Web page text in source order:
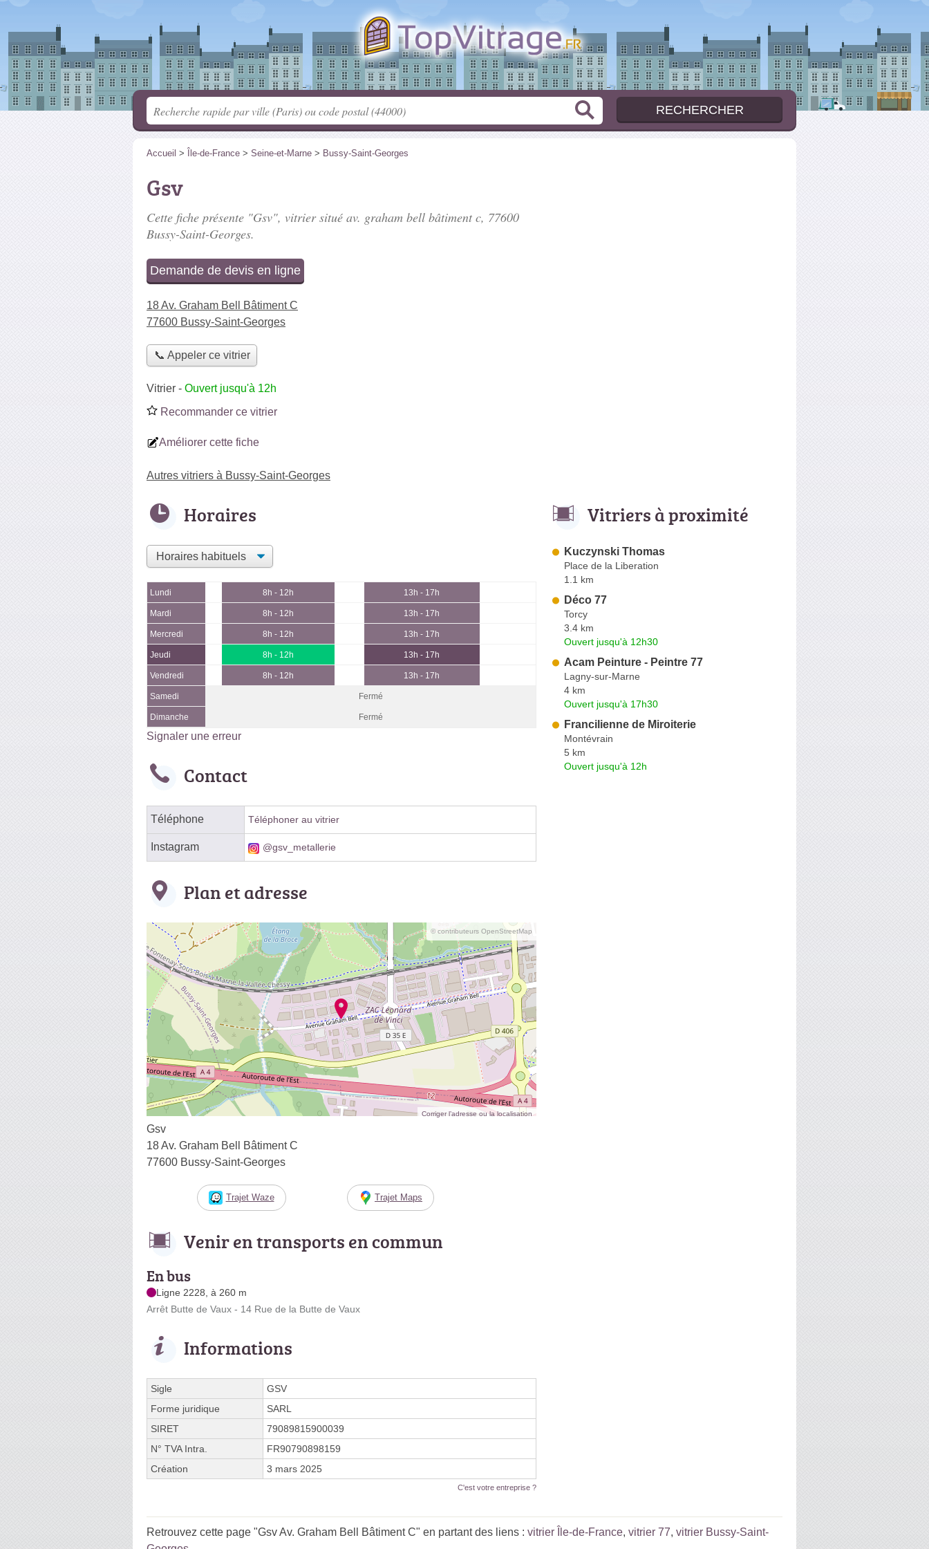
Accueil > Île-de-France > Seine-et-Marne > Bussy-Saint-Georges
Gsv
Cette fiche présente "Gsv", vitrier situé av. graham bell bâtiment c, 77600
Bussy-Saint-Georges.
Demande de devis en ligne
18 Av. Graham Bell Bâtiment C
77600 Bussy-Saint-Georges
📞 Appeler ce vitrier
Vitrier - Ouvert jusqu'à 12h
Recommander ce vitrier
Améliorer cette fiche
Autres vitriers à Bussy-Saint-Georges
Horaires
Lundi 8h - 12h 13h - 17h
Mardi 8h - 12h 13h - 17h
Mercredi 8h - 12h 13h - 17h
Jeudi 8h - 12h 13h - 17h
Vendredi 8h - 12h 13h - 17h
Samedi Fermé
Dimanche Fermé
Signaler une erreur
Contact
Téléphone Téléphoner au vitrier
Instagram @gsv_metallerie
Plan et adresse
© contributeurs OpenStreetMap
Corriger l’adresse ou la localisation
Gsv
18 Av. Graham Bell Bâtiment C
77600 Bussy-Saint-Georges
Trajet Waze Trajet Maps
Venir en transports en commun
En bus
Ligne 2228, à 260 m
Arrêt Butte de Vaux - 14 Rue de la Butte de Vaux
Informations
Sigle
GSV
Forme juridique
SARL
SIRET
79089815900039
N° TVA Intra.
FR90790898159
Création
3 mars 2025
C'est votre entreprise ?
Vitriers à proximité
Kuczynski Thomas
Place de la Liberation
1.1 km
Déco 77
Torcy
3.4 km
Ouvert jusqu'à 12h30
Acam Peinture - Peintre 77
Lagny-sur-Marne
4 km
Ouvert jusqu'à 17h30
Francilienne de Miroiterie
Montévrain
5 km
Ouvert jusqu'à 12h
Retrouvez cette page "Gsv Av. Graham Bell Bâtiment C" en partant des liens : vitrier Île-de-France, vitrier 77, vitrier Bussy-Saint-